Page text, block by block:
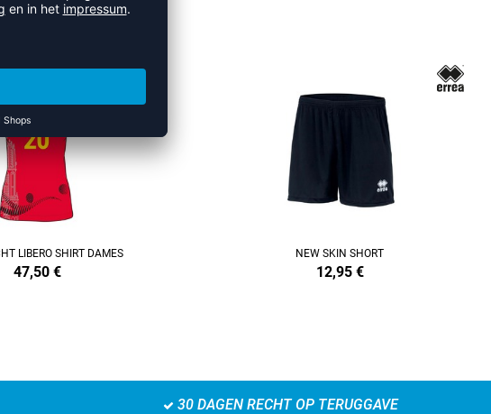
LIBERO SHIRT DAMES
47,50 €
NEW SKIN SHORT
12,95 €
30 DAGEN RECHT OP TERUGGAVE